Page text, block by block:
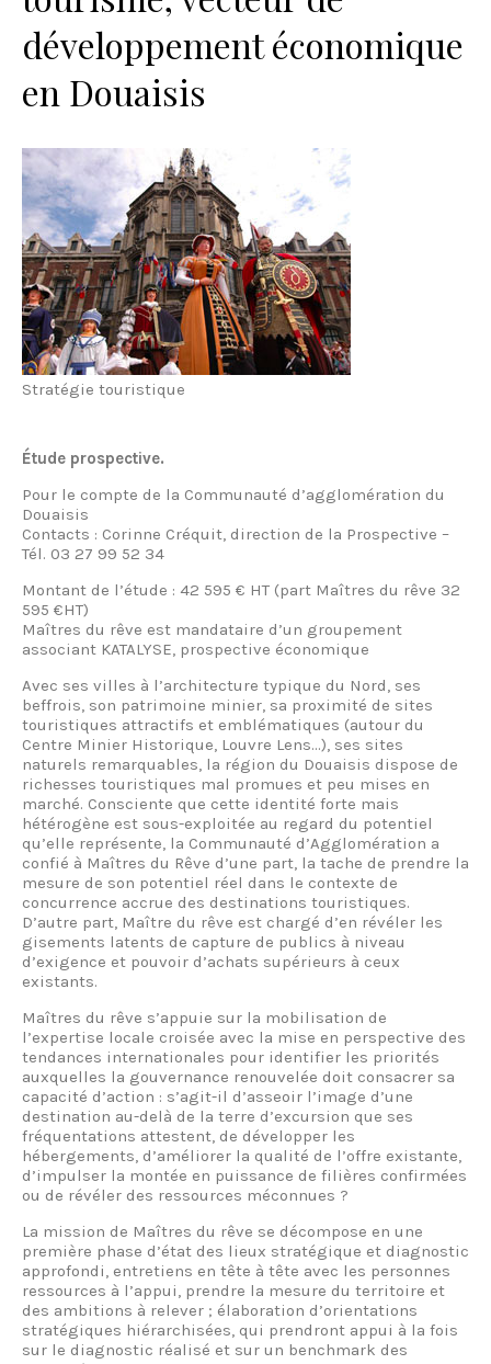
développement économique
en Douaisis
Stratégie touristique
Étude prospective.
Pour le compte de la Communauté d’agglomération du
Douaisis
Contacts : Corinne Créquit, direction de la Prospective –
Tél. 03 27 99 52 34
Montant de l’étude : 42 595 € HT (part Maîtres du rêve 32
595 €HT)
Maîtres du rêve est mandataire d’un groupement
associant KATALYSE, prospective économique
Avec ses villes à l’architecture typique du Nord, ses
beffrois, son patrimoine minier, sa proximité de sites
touristiques attractifs et emblématiques (autour du
Centre Minier Historique, Louvre Lens…), ses sites
naturels remarquables, la région du Douaisis dispose de
richesses touristiques mal promues et peu mises en
marché. Consciente que cette identité forte mais
hétérogène est sous-exploitée au regard du potentiel
qu’elle représente, la Communauté d’Agglomération a
confié à Maîtres du Rêve d’une part, la tache de prendre la
mesure de son potentiel réel dans le contexte de
concurrence accrue des destinations touristiques.
D’autre part, Maître du rêve est chargé d’en révéler les
gisements latents de capture de publics à niveau
d’exigence et pouvoir d’achats supérieurs à ceux
existants.
Maîtres du rêve s’appuie sur la mobilisation de
l’expertise locale croisée avec la mise en perspective des
tendances internationales pour identifier les priorités
auxquelles la gouvernance renouvelée doit consacrer sa
capacité d’action : s’agit-il d’asseoir l’image d’une
destination au-delà de la terre d’excursion que ses
fréquentations attestent, de développer les
hébergements, d’améliorer la qualité de l’offre existante,
d’impulser la montée en puissance de filières confirmées
ou de révéler des ressources méconnues ?
La mission de Maîtres du rêve se décompose en une
première phase d’état des lieux stratégique et diagnostic
approfondi, entretiens en tête à tête avec les personnes
ressources à l’appui, prendre la mesure du territoire et
des ambitions à relever ; élaboration d’orientations
stratégiques hiérarchisées, qui prendront appui à la fois
sur le diagnostic réalisé et sur un benchmark des